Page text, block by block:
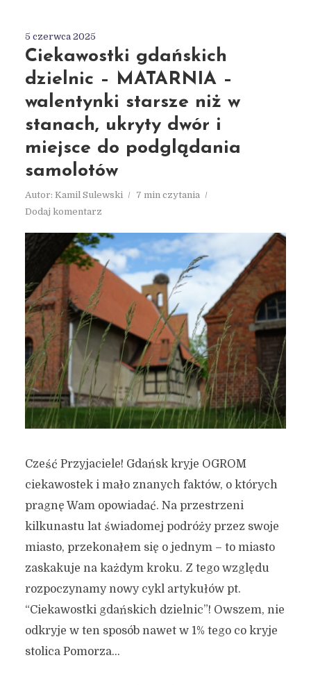
5 czerwca 2025
Ciekawostki gdańskich
dzielnic – MATARNIA –
walentynki starsze niż w
stanach, ukryty dwór i
miejsce do podglądania
samolotów
Autor: Kamil Sulewski
7 min czytania
Dodaj komentarz
Cześć Przyjaciele! Gdańsk kryje OGROM
ciekawostek i mało znanych faktów, o których
pragnę Wam opowiadać. Na przestrzeni
kilkunastu lat świadomej podróży przez swoje
miasto, przekonałem się o jednym – to miasto
zaskakuje na każdym kroku. Z tego względu
rozpoczynamy nowy cykl artykułów pt.
“Ciekawostki gdańskich dzielnic”! Owszem, nie
odkryje w ten sposób nawet w 1% tego co kryje
stolica Pomorza...